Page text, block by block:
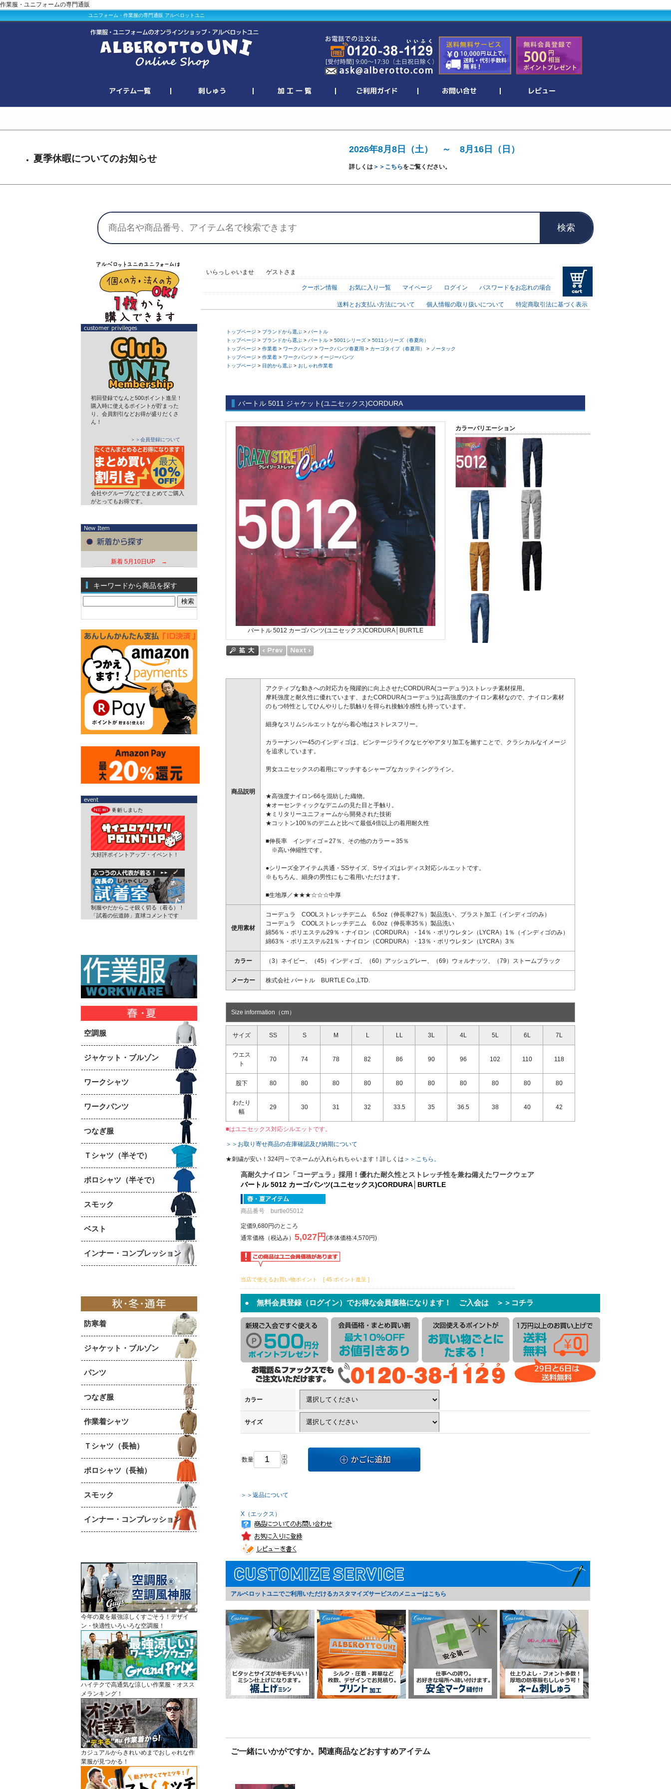
作業服・ユニフォームの専門通販
ユニフォーム・作業服の専門通販 アルベロットユニ
夏季休暇についてのお知らせ
2026年8月8日（土） ～ 8月16日（日）
詳しくは＞＞こちらをご覧ください。
検索
初回登録でなんと500ポイント進呈！
購入時に使えるポイントが貯まった
り、会員割引などお得が盛りだくさ
ん！
＞＞会員登録について
会社やグループなどでまとめてご購入
がとってもお得です。
新着 5月10日UP →
キーワードから商品を探す
大好評ポイントアップ・イベント！
制服やだからこそ鋭く切る（着る）！
「試着の伝道師」直球コメントです
空調服
ジャケット・ブルゾン
ワークシャツ
ワークパンツ
つなぎ服
Ｔシャツ（半そで）
ポロシャツ（半そで）
スモック
ベスト
インナー・コンプレッション
防寒着
ジャケット・ブルゾン
パンツ
つなぎ服
作業着シャツ
Ｔシャツ（長袖）
ポロシャツ（長袖）
スモック
インナー・コンプレッション
今年の夏を最強涼しくすごそう！デザイ
ン・快適性いろいろな空調服！
ハイテクで高通気な涼しい作業服・オスス
メランキング！
カジュアルからきれいめまでおしゃれな作
業服が見つかる！
いらっしゃいませ ゲストさま
クーポン情報 お気に入り一覧 マイページ ログイン パスワードをお忘れの場合
送料とお支払い方法について 個人情報の取り扱いについて 特定商取引法に基づく表示
トップページ > ブランドから選ぶ > バートル
トップページ > ブランドから選ぶ > バートル > 5001シリーズ > 5011シリーズ（春夏向）
トップページ > 作業着 > ワークパンツ > ワークパンツ春夏用 > カーゴタイプ（春夏用） > ノータック
トップページ > 作業着 > ワークパンツ > イージーパンツ
トップページ > 目的から選ぶ > おしゃれ作業着
バートル 5011 ジャケット(ユニセックス)CORDURA
カラーバリエーション
バートル 5012 カーゴパンツ(ユニセックス)CORDURA│BURTLE
商品説明
アクティブな動きへの対応力を飛躍的に向上させたCORDURA(コーデュラ)ストレッチ素材採用。
摩耗強度と耐久性に優れています、またCORDURA(コーデュラ)は高強度のナイロン素材なので、ナイロン素材
のもつ特性としてひんやりした肌触りを得られ接触冷感性も持っています。
細身なスリムシルエットながら着心地はストレスフリー。
カラーナンバー45のインディゴは、ビンテージライクなヒゲやアタリ加工を施すことで、クラシカルなイメージ
を追求しています。
男女ユニセックスの着用にマッチするシャープなカッティングライン。
★高強度ナイロン66を混紡した織物。
★オーセンティックなデニムの見た目と手触り。
★ミリタリーユニフォームから開発された技術
★コットン100％のデニムと比べて最低4倍以上の着用耐久性
■伸長率 インディゴ＝27％、その他のカラー＝35％
※高い伸縮性です。
●シリーズ全アイテム共通・SSサイズ、Sサイズはレディス対応シルエットです。
※もちろん、細身の男性にもご着用いただけます。
■生地厚／★★★☆☆☆中厚
使用素材
コーデュラ COOLストレッチデニム 6.5oz（伸長率27％）製品洗い、ブラスト加工（インディゴのみ）
コーデュラ COOLストレッチデニム 6.0oz（伸長率35％）製品洗い
綿56％・ポリエステル29％・ナイロン（CORDURA）・14％・ポリウレタン（LYCRA）1％（インディゴのみ）
綿63％・ポリエステル21％・ナイロン（CORDURA）・13％・ポリウレタン（LYCRA）3％
カラー （3）ネイビー、（45）インディゴ、（60）アッシュグレー、（69）ウォルナッツ、（79）ストームブラック
メーカー 株式会社 バートル BURTLE Co.,LTD.
Size information（cm）
サイズ SS S M L LL 3L 4L 5L 6L 7L
ウエス
ト
70 74 78 82 86 90 96 102 110 118
股下 80 80 80 80 80 80 80 80 80 80
わたり
幅
29 30 31 32 33.5 35 36.5 38 40 42
■はユニセックス対応シルエットです。
＞＞お取り寄せ商品の在庫確認及び納期について
★刺繍が安い！324円～でネームが入れられちゃいます！詳しくは ＞＞こちら。
高耐久ナイロン「コーデュラ」採用！優れた耐久性とストレッチ性を兼ね備えたワークウェア
バートル 5012 カーゴパンツ(ユニセックス)CORDURA│BURTLE
商品番号 burtle05012
定価9,680円のところ
通常価格（税込み） 5,027円 (本体価格:4,570円)
当店で使えるお買い物ポイント [ 45 ポイント進呈 ]
● 無料会員登録（ログイン）でお得な会員価格になります！ ご入会は ＞＞コチラ
カラー
サイズ
数量
＞＞返品について
X（エックス）
アルベロットユニでご利用いただけるカスタマイズサービスのメニューはこちら
ご一緒にいかがですか。関連商品などおすすめアイテム